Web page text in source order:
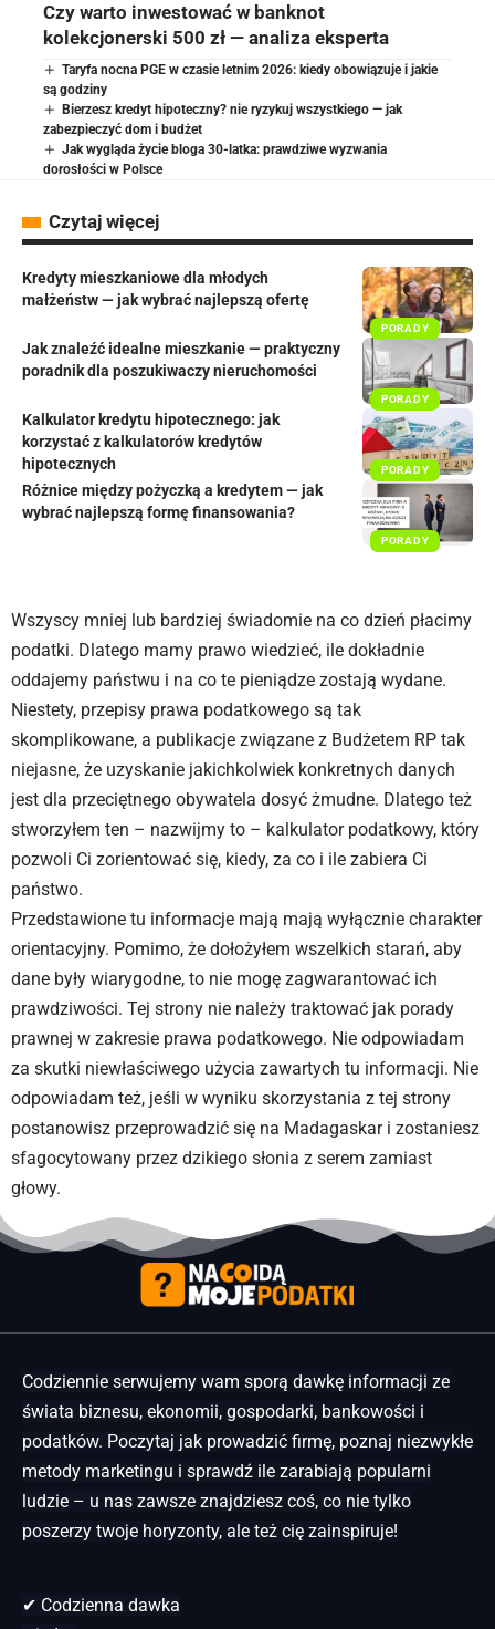
Czy warto inwestować w banknot
kolekcjonerski 500 zł — analiza eksperta
Taryfa nocna PGE w czasie letnim 2026: kiedy obowiązuje i jakie
są godziny
Bierzesz kredyt hipoteczny? nie ryzykuj wszystkiego — jak
zabezpieczyć dom i budżet
Jak wygląda życie bloga 30-latka: prawdziwe wyzwania
dorosłości w Polsce
Czytaj więcej
PORADY
Kredyty mieszkaniowe dla młodych
małżeństw — jak wybrać najlepszą ofertę
PORADY
Jak znaleźć idealne mieszkanie — praktyczny
poradnik dla poszukiwaczy nieruchomości
PORADY
Kalkulator kredytu hipotecznego: jak
korzystać z kalkulatorów kredytów
hipotecznych
PORADY
Różnice między pożyczką a kredytem — jak
wybrać najlepszą formę finansowania?
Wszyscy mniej lub bardziej świadomie na co dzień płacimy
podatki. Dlatego mamy prawo wiedzieć, ile dokładnie
oddajemy państwu i na co te pieniądze zostają wydane.
Niestety, przepisy prawa podatkowego są tak
skomplikowane, a publikacje związane z Budżetem RP tak
niejasne, że uzyskanie jakichkolwiek konkretnych danych
jest dla przeciętnego obywatela dosyć żmudne. Dlatego też
stworzyłem ten – nazwijmy to – kalkulator podatkowy, który
pozwoli Ci zorientować się, kiedy, za co i ile zabiera Ci
państwo.
Przedstawione tu informacje mają mają wyłącznie charakter
orientacyjny. Pomimo, że dołożyłem wszelkich starań, aby
dane były wiarygodne, to nie mogę zagwarantować ich
prawdziwości. Tej strony nie należy traktować jak porady
prawnej w zakresie prawa podatkowego. Nie odpowiadam
za skutki niewłaściwego użycia zawartych tu informacji. Nie
odpowiadam też, jeśli w wyniku skorzystania z tej strony
postanowisz przeprowadzić się na Madagaskar i zostaniesz
sfagocytowany przez dzikiego słonia z serem zamiast
głowy.
Codziennie serwujemy wam sporą dawkę informacji ze
świata biznesu, ekonomii, gospodarki, bankowości i
podatków. Poczytaj jak prowadzić firmę, poznaj niezwykłe
metody marketingu i sprawdź ile zarabiają popularni
ludzie – u nas zawsze znajdziesz coś, co nie tylko
poszerzy twoje horyzonty, ale też cię zainspiruje!
✔ Codzienna dawka